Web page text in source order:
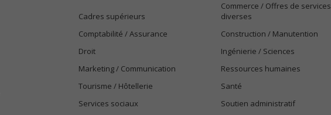
Cadres supérieurs
Commerce / Offres de services
diverses
Comptabilité / Assurance
Construction / Manutention
Droit
Ingénierie / Sciences
Marketing / Communication
Ressources humaines
Tourisme / Hôtellerie
Santé
Services sociaux
Soutien administratif